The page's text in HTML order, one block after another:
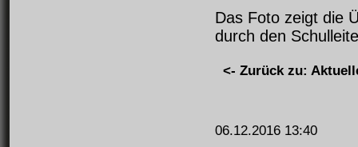
Das Foto zeigt die
durch den
<- Zurück zu:
06.12.2016 13:40